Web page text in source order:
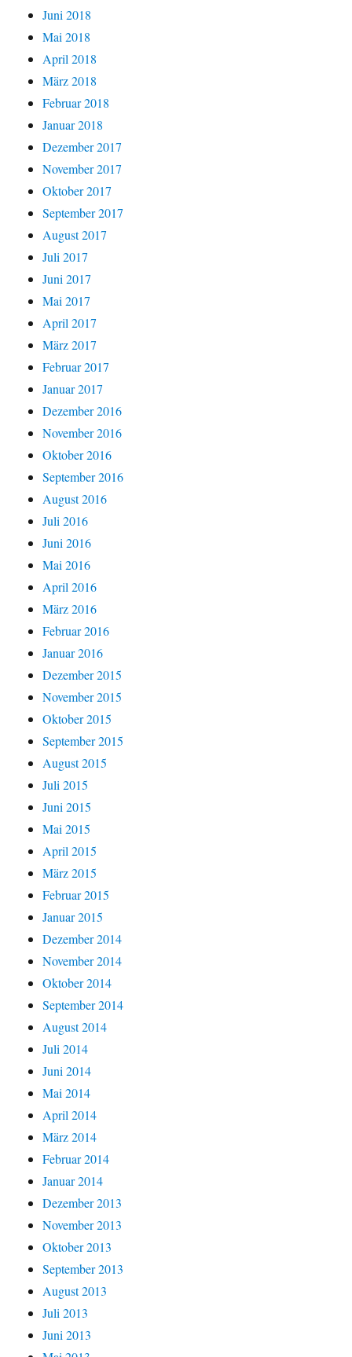
Juni 2018
Mai 2018
April 2018
März 2018
Februar 2018
Januar 2018
Dezember 2017
November 2017
Oktober 2017
September 2017
August 2017
Juli 2017
Juni 2017
Mai 2017
April 2017
März 2017
Februar 2017
Januar 2017
Dezember 2016
November 2016
Oktober 2016
September 2016
August 2016
Juli 2016
Juni 2016
Mai 2016
April 2016
März 2016
Februar 2016
Januar 2016
Dezember 2015
November 2015
Oktober 2015
September 2015
August 2015
Juli 2015
Juni 2015
Mai 2015
April 2015
März 2015
Februar 2015
Januar 2015
Dezember 2014
November 2014
Oktober 2014
September 2014
August 2014
Juli 2014
Juni 2014
Mai 2014
April 2014
März 2014
Februar 2014
Januar 2014
Dezember 2013
November 2013
Oktober 2013
September 2013
August 2013
Juli 2013
Juni 2013